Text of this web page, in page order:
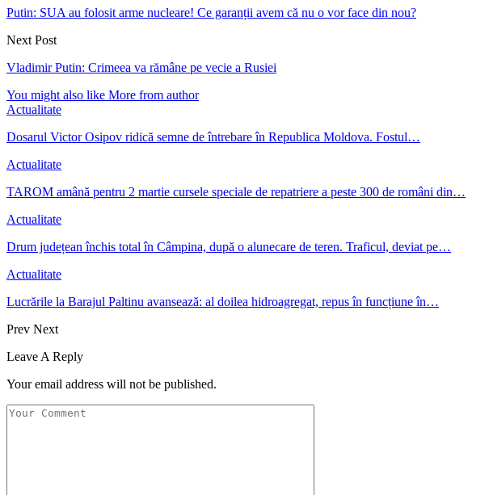
Putin: SUA au folosit arme nucleare! Ce garanții avem că nu o vor face din nou?
Next Post
Vladimir Putin: Crimeea va rămâne pe vecie a Rusiei
You might also like More from author
Actualitate
Dosarul Victor Osipov ridică semne de întrebare în Republica Moldova. Fostul…
Actualitate
TAROM amână pentru 2 martie cursele speciale de repatriere a peste 300 de români din…
Actualitate
Drum județean închis total în Câmpina, după o alunecare de teren. Traficul, deviat pe…
Actualitate
Lucrările la Barajul Paltinu avansează: al doilea hidroagregat, repus în funcțiune în…
Prev Next
Leave A Reply
Your email address will not be published.